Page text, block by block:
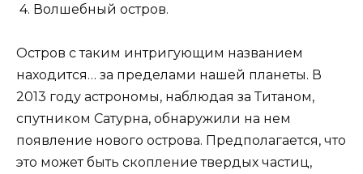
4. Волшебный остров.
Остров с таким интригующим названием
находится… за пределами нашей планеты. В
2013 году астрономы, наблюдая за Титаном,
спутником Сатурна, обнаружили на нем
появление нового острова. Предполагается, что
это может быть скопление твердых частиц,